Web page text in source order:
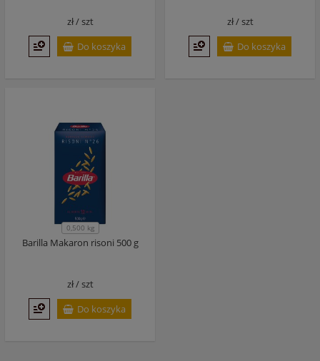
zł /szt
Do koszyka
zł /szt
Do koszyka
0,500 kg
Barilla Makaron risoni 500 g
zł /szt
Do koszyka